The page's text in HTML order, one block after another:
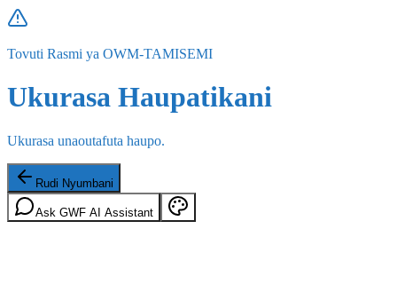
Tovuti Rasmi ya OWM-TAMISEMI
Ukurasa Haupatikani
Ukurasa unaoutafuta haupo.
Rudi Nyumbani
Ask GWF AI Assistant